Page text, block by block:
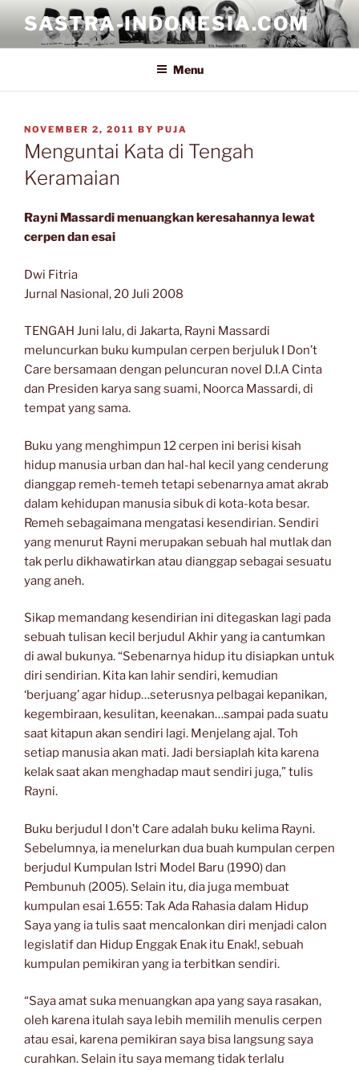
content
SASTRA-INDONESIA.COM
Menu
POSTED
ON
NOVEMBER 2, 2011 BY PUJA
Menguntai Kata di Tengah
Keramaian
Rayni Massardi menuangkan keresahannya lewat
cerpen dan esai
Dwi Fitria
Jurnal Nasional, 20 Juli 2008
TENGAH Juni lalu, di Jakarta, Rayni Massardi
meluncurkan buku kumpulan cerpen berjuluk I Don’t
Care bersamaan dengan peluncuran novel D.I.A Cinta
dan Presiden karya sang suami, Noorca Massardi, di
tempat yang sama.
Buku yang menghimpun 12 cerpen ini berisi kisah
hidup manusia urban dan hal-hal kecil yang cenderung
dianggap remeh-temeh tetapi sebenarnya amat akrab
dalam kehidupan manusia sibuk di kota-kota besar.
Remeh sebagaimana mengatasi kesendirian. Sendiri
yang menurut Rayni merupakan sebuah hal mutlak dan
tak perlu dikhawatirkan atau dianggap sebagai sesuatu
yang aneh.
Sikap memandang kesendirian ini ditegaskan lagi pada
sebuah tulisan kecil berjudul Akhir yang ia cantumkan
di awal bukunya. “Sebenarnya hidup itu disiapkan untuk
diri sendirian. Kita kan lahir sendiri, kemudian
‘berjuang’ agar hidup…seterusnya pelbagai kepanikan,
kegembiraan, kesulitan, keenakan…sampai pada suatu
saat kitapun akan sendiri lagi. Menjelang ajal. Toh
setiap manusia akan mati. Jadi bersiaplah kita karena
kelak saat akan menghadap maut sendiri juga,” tulis
Rayni.
Buku berjudul I don’t Care adalah buku kelima Rayni.
Sebelumnya, ia menelurkan dua buah kumpulan cerpen
berjudul Kumpulan Istri Model Baru (1990) dan
Pembunuh (2005). Selain itu, dia juga membuat
kumpulan esai 1.655: Tak Ada Rahasia dalam Hidup
Saya yang ia tulis saat mencalonkan diri menjadi calon
legislatif dan Hidup Enggak Enak itu Enak!, sebuah
kumpulan pemikiran yang ia terbitkan sendiri.
“Saya amat suka menuangkan apa yang saya rasakan,
oleh karena itulah saya lebih memilih menulis cerpen
atau esai, karena pemikiran saya bisa langsung saya
curahkan. Selain itu saya memang tidak terlalu